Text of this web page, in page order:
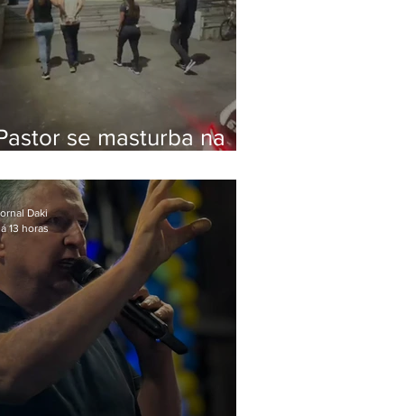
se masturba na
na Zona Oeste
Daki
13 horas